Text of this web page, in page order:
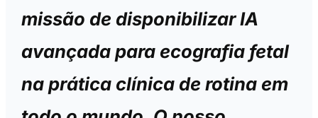
missão de disponibilizar IA
avançada para ecografia fetal
na prática clínica de rotina em